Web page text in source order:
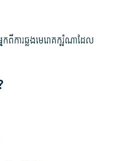
ក​ពី​ការ​ឆ្លង​មេរោគ​កូរ៉ូណា​ដែល​